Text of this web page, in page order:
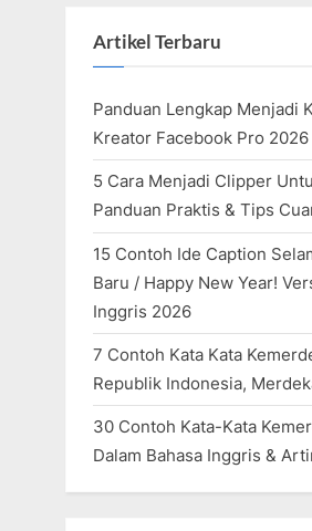
Artikel Terbaru
Panduan Lengkap Menjadi
Kreator Facebook Pro 2026
5 Cara Menjadi Clipper
Panduan Praktis & Tips
15 Contoh Ide Caption
Baru / Happy New Year!
Inggris 2026
7 Contoh Kata Kata
Republik Indonesia,
30 Contoh Kata-Kata
Dalam Bahasa Inggris &